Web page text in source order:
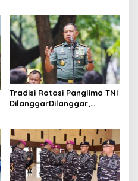
Tradisi Rotasi Panglima TNI
DilanggarDilanggar,